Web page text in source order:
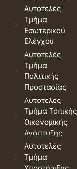
Αυτοτελές
Τμήμα
Εσωτερικού
Ελέγχου
Αυτοτελές
Τμήμα
Πολιτικής
Προστασίας
Αυτοτελές
Τμήμα Τοπικής
Οικονομικής
Ανάπτυξης
Αυτοτελές
Τμήμα